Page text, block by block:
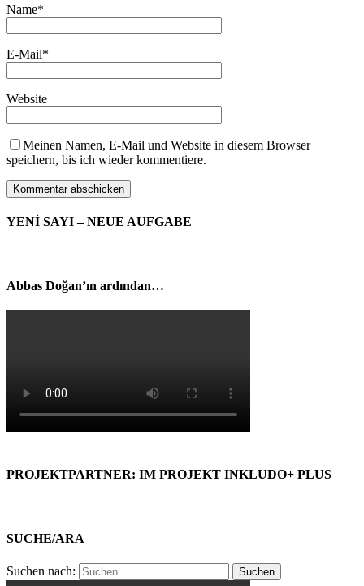
Name*
E-Mail*
Website
Meinen Namen, E-Mail und Website in diesem Browser
speichern, bis ich wieder kommentiere.
YENİ SAYI – NEUE AUFGABE
Abbas Doğan’ın ardından…
PROJEKTPARTNER: IM PROJEKT INKLUDO+ PLUS
SUCHE/ARA
Suchen nach: